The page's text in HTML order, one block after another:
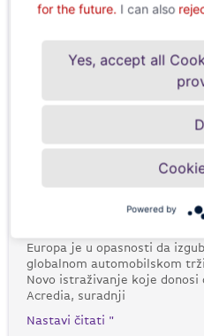
Acredia:
udio u e-
Europa je u opasnosti da
globalnom automobilskom
Novo istraživanje koje
Acredia, suradnji
Nastavi čitati "
for the future.I can also
Yes, accept all
Powered by